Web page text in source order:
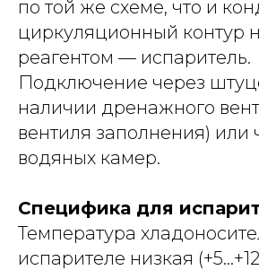
по той же схеме, что и
циркуляционный контур
реагентом — испаритель.
Подключение через
наличии дренажного
вентиля заполнения) или
водяных камер.
Специфика для
Температура
испарителе низкая